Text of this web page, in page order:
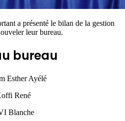
a présenté le bilan de la gestion
leur bureau.
bureau
Esther Ayélé
René
Blanche